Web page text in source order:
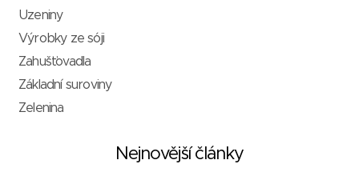
Uzeniny
Výrobky ze sóji
Zahušťovadla
Základní suroviny
Zelenina
Nejnovější články